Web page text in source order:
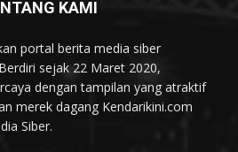
KAMI
portal berita media siber
sejak 22 Maret 2020,
dengan tampilan yang atraktif
merek dagang Kendarikini.com
Siber.